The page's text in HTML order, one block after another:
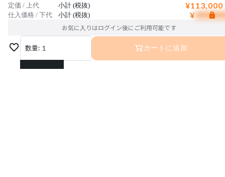
定価 / 上代 小計 (税抜) ¥113,000
仕入価格 / 下代 小計 (税抜) ¥
お気に入りはログイン後にご利用可能です
数量: 1
1
カートに追加